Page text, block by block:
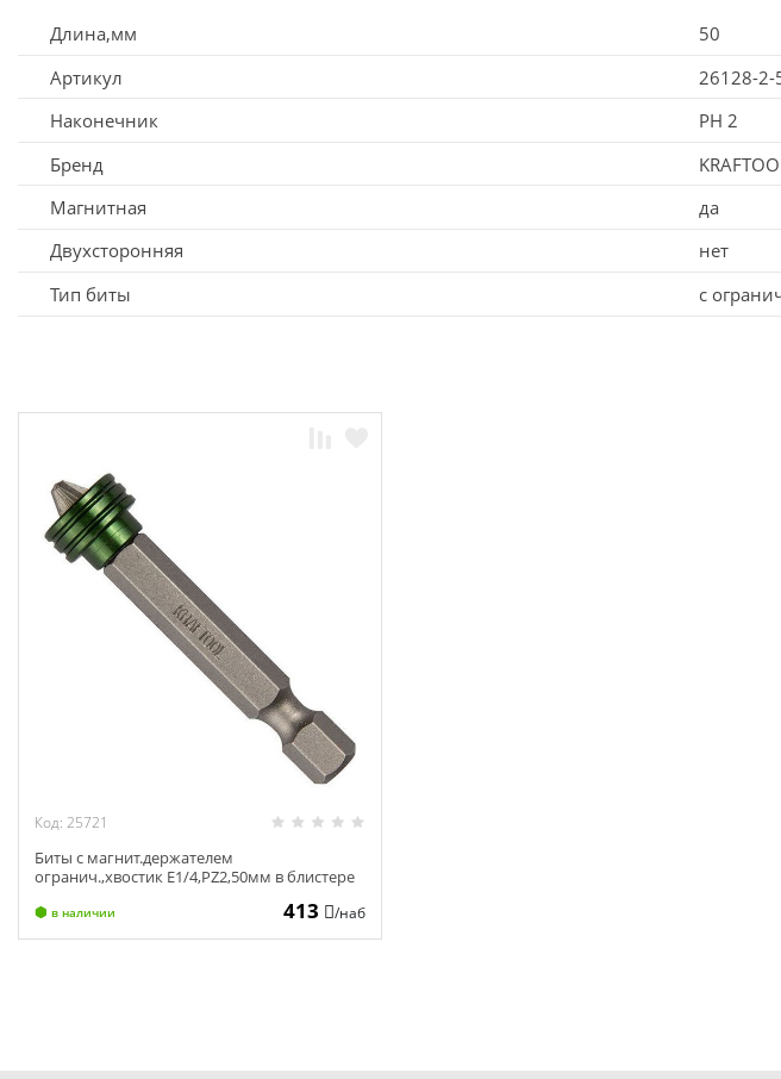
Длина,мм
50
Артикул
26128-2-
Наконечник
PH 2
Бренд
Магнитная
да
Двухсторонняя
нет
Тип биты
с
Код: 25721
Биты с магнит.держателем
огранич.,хвостик Е1/4,PZ2,50мм в блистере
в наличии 413 /наб